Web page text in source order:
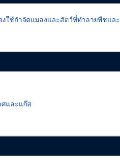
งใช้กำจัดแมลงและสัตว์ที่ทำลายพืชและ
ศและแก๊ส